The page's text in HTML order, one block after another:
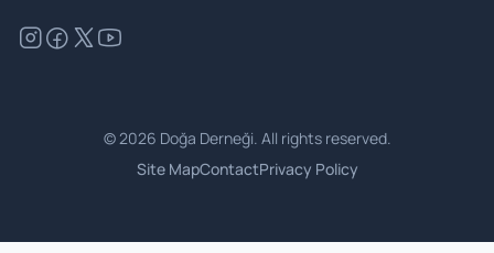
©2026 Doğa Derneği. All rights reserved.
Site MapContactPrivacy Policy